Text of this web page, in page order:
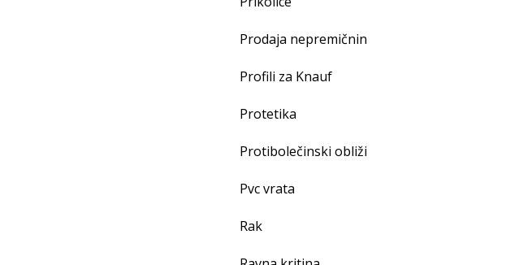
Prodaja nepremičnin
Profili za Knauf
Protetika
Protibolečinski obliži
Pvc vrata
Rak